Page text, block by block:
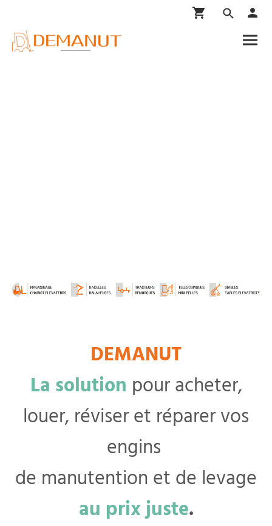
DEMANUT
La solution pour acheter,
louer, réviser et réparer vos
engins
de manutention et de levage
au prix juste.